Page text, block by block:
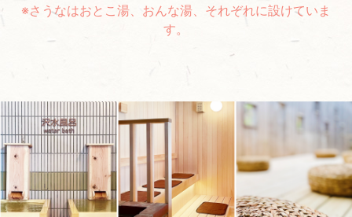
※さうなはおとこ湯、おんな湯、それぞれに設けていま
す。